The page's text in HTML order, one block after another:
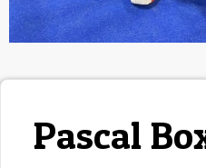
Pascal